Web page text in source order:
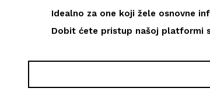
Idealno za one koji žele osnovne
Dobit ćete pristup našoj platformi